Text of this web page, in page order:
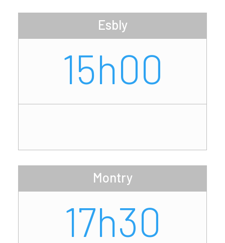
Esbly
15h00
Montry
17h30